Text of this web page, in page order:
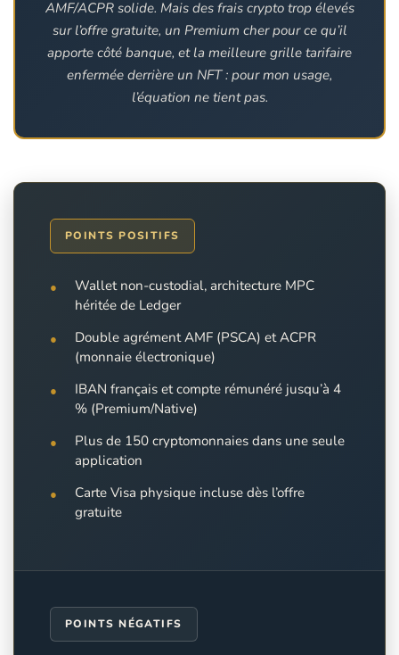
AMF/ACPR solide. Mais des frais crypto trop élevés
sur l’offre gratuite, un Premium cher pour ce qu’il
apporte côté banque, et la meilleure grille tarifaire
enfermée derrière un NFT : pour mon usage,
l’équation ne tient pas.
POINTS POSITIFS
Wallet non-custodial, architecture MPC
héritée de Ledger
Double agrément AMF (PSCA) et ACPR
(monnaie électronique)
IBAN français et compte rémunéré jusqu’à 4
% (Premium/Native)
Plus de 150 cryptomonnaies dans une seule
application
Carte Visa physique incluse dès l’offre
gratuite
POINTS NÉGATIFS